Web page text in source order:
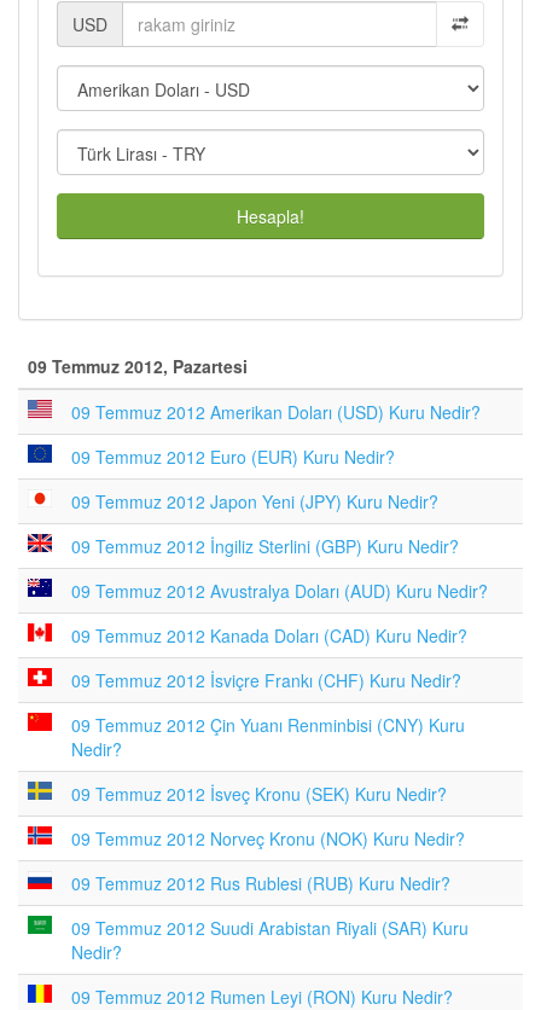
USD
Hesapla!
09 Temmuz 2012, Pazartesi
09 Temmuz 2012 Amerikan Doları (USD) Kuru Nedir?
09 Temmuz 2012 Euro (EUR) Kuru Nedir?
09 Temmuz 2012 Japon Yeni (JPY) Kuru Nedir?
09 Temmuz 2012 İngiliz Sterlini (GBP) Kuru Nedir?
09 Temmuz 2012 Avustralya Doları (AUD) Kuru Nedir?
09 Temmuz 2012 Kanada Doları (CAD) Kuru Nedir?
09 Temmuz 2012 İsviçre Frankı (CHF) Kuru Nedir?
09 Temmuz 2012 Çin Yuanı Renminbisi (CNY) Kuru
Nedir?
09 Temmuz 2012 İsveç Kronu (SEK) Kuru Nedir?
09 Temmuz 2012 Norveç Kronu (NOK) Kuru Nedir?
09 Temmuz 2012 Rus Rublesi (RUB) Kuru Nedir?
09 Temmuz 2012 Suudi Arabistan Riyali (SAR) Kuru
Nedir?
09 Temmuz 2012 Rumen Leyi (RON) Kuru Nedir?